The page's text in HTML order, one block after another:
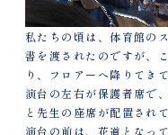
私たちの頃は、体育館の
書を渡されたのですが、
り、フロアーへ降りてき
演台の左右が保護者席で
と先生の座席が配置され
演台の前は、花道となって